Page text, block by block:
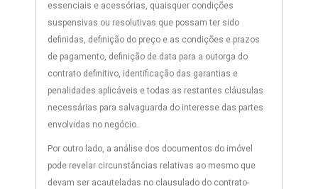
essenciais e acessórias, quaisquer condições
suspensivas ou resolutivas que possam ter sido
definidas, definição do preço e as condições e prazos
de pagamento, definição de data para a outorga do
contrato definitivo, identificação das garantias e
penalidades aplicáveis e todas as restantes cláusulas
necessárias para salvaguarda do interesse das partes
envolvidas no negócio.
Por outro lado, a análise dos documentos do imóvel
pode revelar circunstâncias relativas ao mesmo que
devam ser acauteladas no clausulado do contrato-